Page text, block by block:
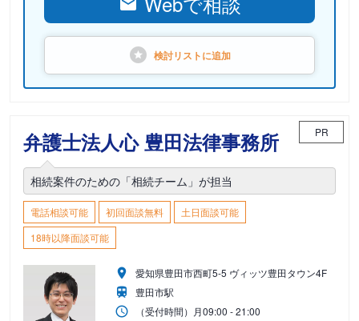
検討リストに追加
弁護士法人心 豊田法律事務所 PR
相続案件のための「相続チーム」が担当
電話相談可能 初回面談無料
土日面談可能
18時以降面談可能
愛知県豊田市西町5-5 ヴィッツ豊田タウン4F
豊田市駅
（受付時間） 月09:00 - 21:00